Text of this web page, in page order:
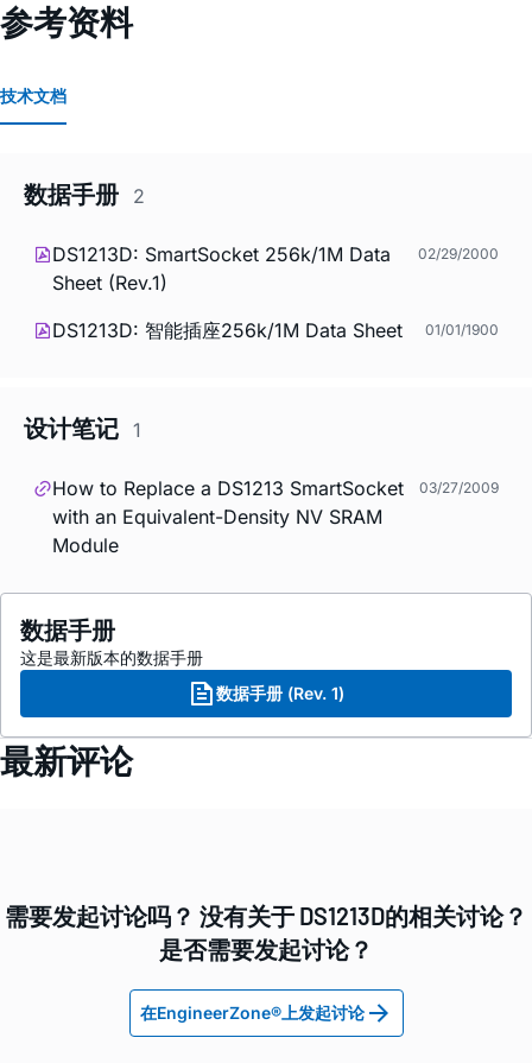
参考资料
技术文档
数据手册 2
DS1213D: SmartSocket 256k/1M Data
Sheet (Rev.1)
02/29/2000
DS1213D: 智能插座256k/1M Data Sheet 01/01/1900
设计笔记 1
How to Replace a DS1213 SmartSocket
with an Equivalent-Density NV SRAM
Module
03/27/2009
数据手册
这是最新版本的数据手册
数据手册 (Rev. 1)
最新评论
需要发起讨论吗？ 没有关于 DS1213D的相关讨论？
是否需要发起讨论？
在EngineerZone®上发起讨论